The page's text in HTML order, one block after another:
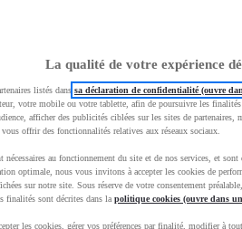
La qualité de votre expérience
listés dans sa déclaration de confidentialité (ouvre
votre mobile ou votre tablette, afin de poursuivre les
afficher des publicités ciblées sur les sites de
offrir des fonctionnalités relatives aux réseaux sociaux.
nécessaires au fonctionnement du site et de nos services, et sont
optimale, nous vous invitons à accepter les cookies de
sur notre site. Sous réserve de votre consentement
finalités sont décrites dans la politique cookies (ouvre dans
les cookies, gérer vos préférences par finalité, modifier à